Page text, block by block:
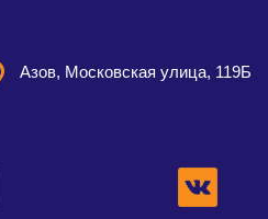
Азов, Московская улица, 119Б